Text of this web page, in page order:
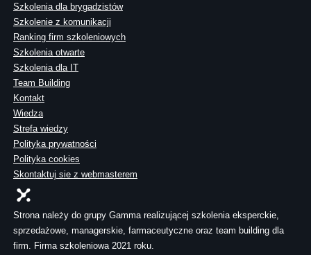
Szkolenia dla brygadzistów
Szkolenie z komunikacji
Ranking firm szkoleniowych
Szkolenia otwarte
Szkolenia dla IT
Team Building
Kontakt
Wiedza
Strefa wiedzy
Polityka prywatności
Polityka cookies
Skontaktuj sie z webmasterem
Strona należy do grupy Gamma realizującej szkolenia eksperckie,
sprzedażowe, managerskie, farmaceutyczne oraz team building dla
firm. Firma szkoleniowa 2021 roku.